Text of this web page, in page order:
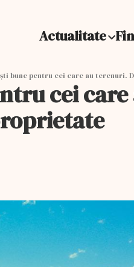
Actualitate
bune pentru cei care au
cei